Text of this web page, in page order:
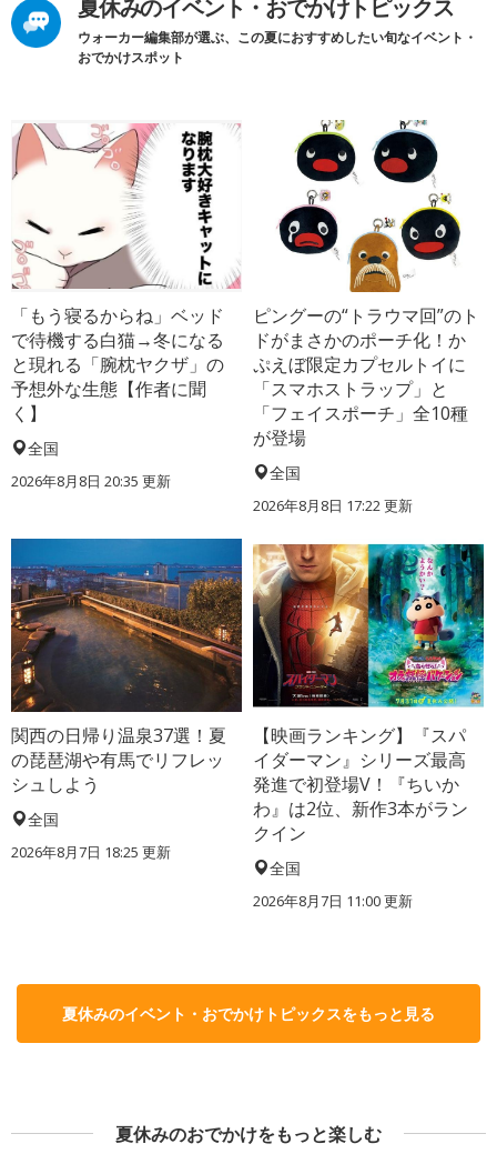
夏休みのイベント・おでかけトピックス
ウォーカー編集部が選ぶ、この夏におすすめしたい旬なイベント・
おでかけスポット
「もう寝るからね」ベッド
で待機する白猫→冬になる
と現れる「腕枕ヤクザ」の
予想外な生態【作者に聞
く】
全国
2026年8月8日 20:35 更新
ピングーの“トラウマ回”のト
ドがまさかのポーチ化！か
ぷえぼ限定カプセルトイに
「スマホストラップ」と
「フェイスポーチ」全10種
が登場
全国
2026年8月8日 17:22更新
関西の日帰り温泉37選！夏
の琵琶湖や有馬でリフレッ
シュしよう
全国
2026年8月7日 18:25 更新
【映画ランキング】『スパ
イダーマン』シリーズ最高
発進で初登場V！『ちいか
わ』は2位、新作3本がラン
クイン
全国
2026年8月7日 11:00更新
夏休みのイベント・おでかけトピックスをもっと見る
夏休みのおでかけをもっと楽しむ